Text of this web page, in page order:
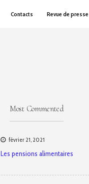
Contacts Revue de presse
Most Commented
février 21, 2021
Les pensions alimentaires